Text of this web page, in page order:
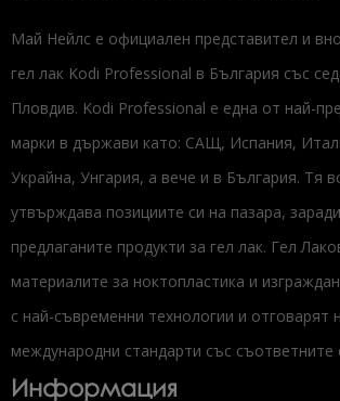
Май Нейлс е официален представител и
гел лак Kodi Professional в България със
Пловдив. Kodi Professional е една от най-
марки в държави като: САЩ, Испания,
Украйна, Унгария, а вече и в България. Тя
утвърждава позициите си на пазара,
предлаганите продукти за гел лак. Гел
материалите за ноктопластика и
с най-съвременни технологии и отговарят
международни стандарти със съответните
Информация